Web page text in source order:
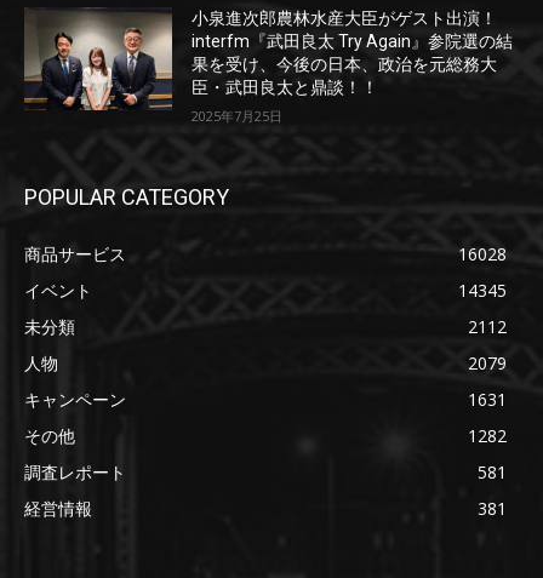
小泉進次郎農林水産大臣がゲスト出演！
interfm『武田良太 Try Again』参院選の結
果を受け、今後の日本、政治を元総務大
臣・武田良太と鼎談！！
2025年7月25日
POPULAR CATEGORY
商品サービス
16028
イベント
14345
未分類
2112
人物
2079
キャンペーン
1631
その他
1282
調査レポート
581
経営情報
381